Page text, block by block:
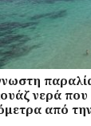
νερά που
από